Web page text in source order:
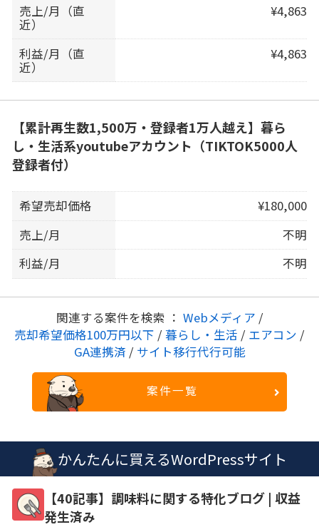
売上/月（直
近）
¥4,863
利益/月（直
近）
¥4,863
【累計再生数1,500万・登録者1万人越え】暮ら
し・生活系youtubeアカウント（TIKTOK5000人
登録者付）
希望売却価格
¥180,000
売上/月
不明
利益/月
不明
関連する案件を検索 ： Webメディア /
売却希望価格100万円以下 / 暮らし・生活 / エアコン /
GA連携済 / サイト移行代行可能
案件一覧
かんたんに買えるWordPressサイト
【40記事】調味料に関する特化ブログ | 収益
発生済み